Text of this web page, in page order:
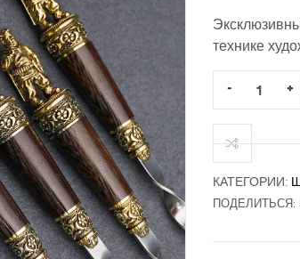
технике
- +
КАТЕГОРИИ:
ПОДЕЛИТЬСЯ: